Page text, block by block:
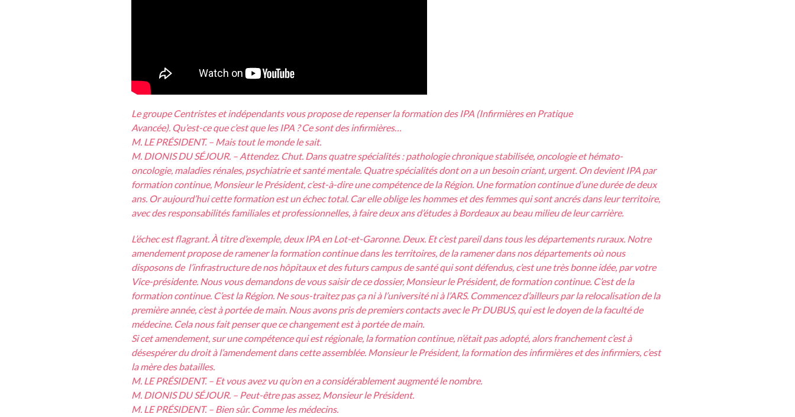
Le groupe Centristes et indépendants vous propose de repenser la formation des IPA (Infirmières en Pratique
Avancée). Qu’est-ce que c’est que les IPA ? Ce sont des infirmières…
M. LE PRÉSIDENT. – Mais tout le monde le sait.
M. DIONIS DU SÉJOUR. – Attendez. Chut. Dans quatre spécialités : pathologie chronique stabilisée, oncologie et hémato-
oncologie, maladies rénales, psychiatrie et santé mentale. Quatre spécialités dont on a un besoin criant, urgent. On devient IPA par
formation continue, Monsieur le Président, c’est-à-dire une compétence de la Région. Une formation continue d’une durée de deux
ans. Or aujourd’hui cette formation est un échec total. Car elle oblige les hommes et des femmes qui sont ancrés dans leur territoire,
avec des responsabilités familiales et professionnelles, à faire deux ans d’études à Bordeaux au beau milieu de leur carrière.
L’échec est flagrant. À titre d’exemple, deux IPA en Lot-et-Garonne. Deux. Et c’est pareil dans tous les départements ruraux. Notre
amendement propose de ramener la formation continue dans les territoires, de la ramener dans nos départements où nous
disposons de l’infrastructure de nos hôpitaux et des futurs campus de santé qui sont défendus, c’est une très bonne idée, par votre
Vice-présidente. Nous vous demandons de vous saisir de ce dossier, Monsieur le Président, de formation continue. C’est de la
formation continue. C’est la Région. Ne sous-traitez pas ça ni à l’université ni à l’ARS. Commencez d’ailleurs par la relocalisation de la
première année, c’est à portée de main. Nous avons pris de premiers contacts avec le Pr DUBUS, qui est le doyen de la faculté de
médecine. Cela nous fait penser que ce changement est à portée de main.
Si cet amendement, sur une compétence qui est régionale, la formation continue, n’était pas adopté, alors franchement c’est à
désespérer du droit à l’amendement dans cette assemblée. Monsieur le Président, la formation des infirmières et des infirmiers, c’est
la mère des batailles.
M. LE PRÉSIDENT. – Et vous avez vu qu’on en a considérablement augmenté le nombre.
M. DIONIS DU SÉJOUR. – Peut-être pas assez, Monsieur le Président.
M. LE PRÉSIDENT. – Bien sûr. Comme les médecins.